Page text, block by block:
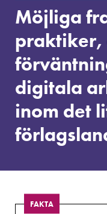
praktiker,
erfarenheter
och
förväntningar
miljö
digitala
arbetsteknologier
inom
litterära
Möjliga
praktiker,
digitala
inom det
FAKTA